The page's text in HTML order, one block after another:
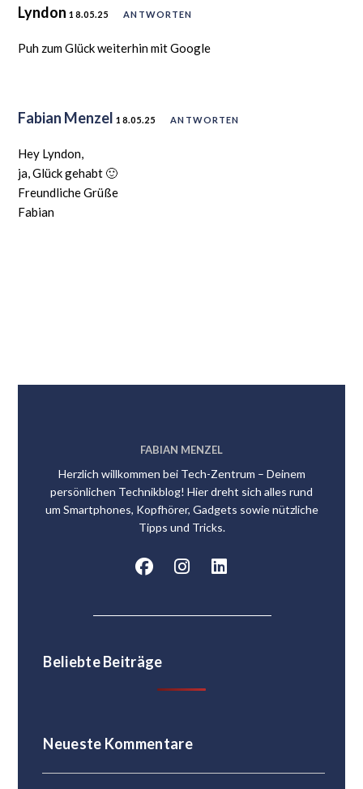
Lyndon18.05.25 ANTWORTEN
Puh zum Glück weiterhin mit Google
Fabian Menzel 18.05.25 ANTWORTEN
Hey Lyndon,
ja, Glück gehabt 🙂
Freundliche Grüße
Fabian
FABIAN MENZEL
Herzlich willkommen bei Tech-Zentrum – Deinem
persönlichen Technikblog! Hier dreht sich alles rund
um Smartphones, Kopfhörer, Gadgets sowie nützliche
Tipps und Tricks.
Beliebte Beiträge
Neueste Kommentare